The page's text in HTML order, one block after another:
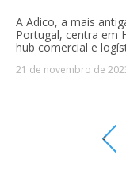
A Adico, a mais
Portugal, centra em
hub comercial e
21 de novembro de